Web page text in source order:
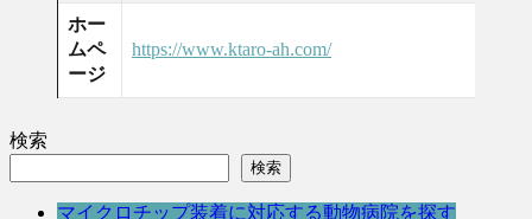
ホー
ムペ
ージ
https://www.ktaro-ah.com/
検索
検索
マイクロチップ装着に対応する動物病院を探す